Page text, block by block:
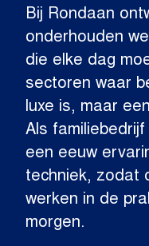
Bij Rondaan
onderhouden
die elke dag
sectoren waar
luxe is, maar
Als
een eeuw
techniek, zodat
werken in de
morgen.